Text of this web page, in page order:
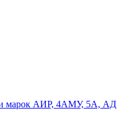
марок АИР, 4АМУ, 5А, АД